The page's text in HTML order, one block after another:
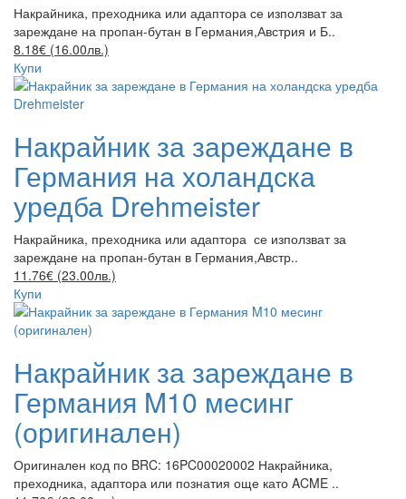
Накрайника, преходника или адаптора се използват за
зареждане на пропан-бутан в Германия,Австрия и Б..
8.18€ (16.00лв.)
Купи
Накрайник за зареждане в
Германия на холандска
уредба Drehmeister
Накрайника, преходника или адаптора се използват за
зареждане на пропан-бутан в Германия,Австр..
11.76€ (23.00лв.)
Купи
Накрайник за зареждане в
Германия M10 месинг
(оригинален)
Оригинален код по BRC: 16PC00020002 Накрайника,
преходника, адаптора или познатия още като ACME ..